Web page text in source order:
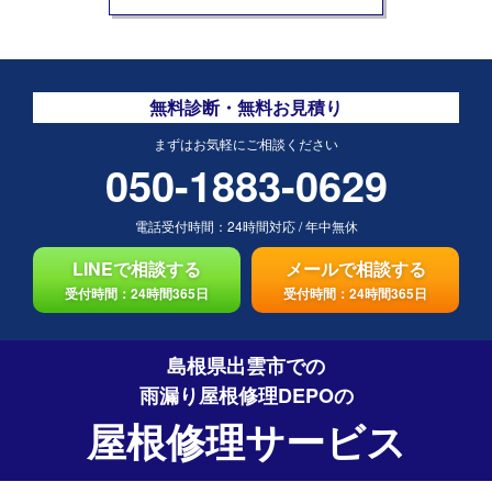
無料診断・無料お見積り
まずはお気軽にご相談ください
050-1883-0629
電話受付時間： 24時間対応/年中無休
LINEで相談する
受付時間：24時間365日
メールで相談する
受付時間：24時間365日
島根県出雲市での
雨漏り屋根修理DEPOの
屋根修理サービス